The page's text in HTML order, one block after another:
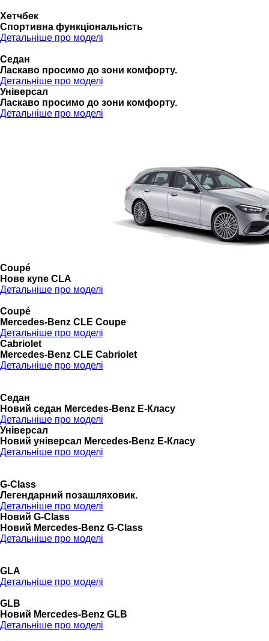
Хетчбек
Спортивна функціональність
Детальніше про моделі
Седан
Ласкаво просимо до зони комфорту.
Детальніше про моделі
Універсал
Ласкаво просимо до зони комфорту.
Детальніше про моделі
Coupé
Нове купе CLA
Детальніше про моделі
Coupé
Mercedes-Benz CLE Coupe
Детальніше про моделі
Cabriolet
Mercedes-Benz CLE Cabriolet
Детальніше про моделі
Седан
Новий седан Mercedes-Benz Е-Класу
Детальніше про моделі
Універсал
Новий універсал Mercedes-Benz E-Класу
Детальніше про моделі
G-Class
Легендарний позашляховик.
Детальніше про моделі
Новий G-Class
Новий Mercedes-Benz G-Class
Детальніше про моделі
GLA
Детальніше про моделі
GLB
Новий Mercedes-Benz GLB
Детальніше про моделі